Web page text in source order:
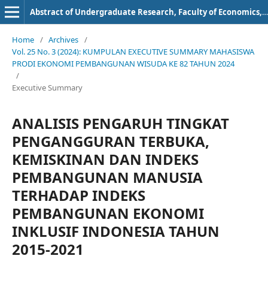
Abstract of Undergraduate Research, Faculty of Economics, Bung Hatta University
Home / Archives /
Vol. 25 No. 3 (2024): KUMPULAN EXECUTIVE SUMMARY MAHASISWA
PRODI EKONOMI PEMBANGUNAN WISUDA KE 82 TAHUN 2024
/
Executive Summary
ANALISIS PENGARUH TINGKAT
PENGANGGURAN TERBUKA,
KEMISKINAN DAN INDEKS
PEMBANGUNAN MANUSIA
TERHADAP INDEKS
PEMBANGUNAN EKONOMI
INKLUSIF INDONESIA TAHUN
2015-2021